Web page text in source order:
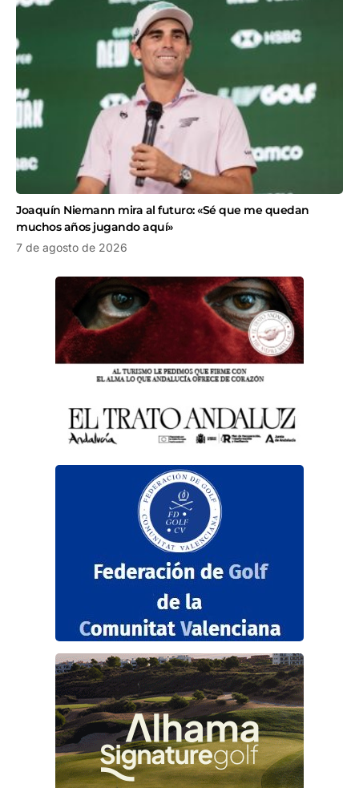
Joaquín Niemann mira al futuro: «Sé que me quedan
muchos años jugando aquí»
7 de agosto de 2026